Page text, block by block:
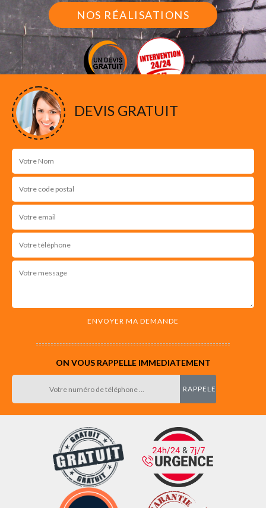
NOS RÉALISATIONS
DEVIS GRATUIT
ON VOUS RAPPELLE IMMEDIATEMENT